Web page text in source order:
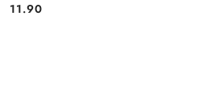
Cena:
11.90